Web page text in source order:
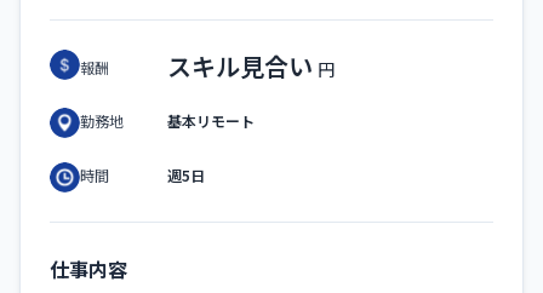
報酬 スキル見合い
勤務地 基本リモート
時間 週5日
仕事内容